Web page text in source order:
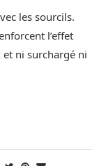
les sourcils.
l’effet
ni surchargé ni